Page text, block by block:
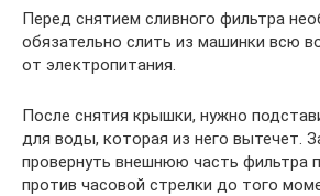
Перед снятием сливного фильтра
обязательно слить из машинки всю
от электропитания.
После снятия крышки, нужно
для воды, которая из него вытечет.
провернуть внешнюю часть фильтра
против часовой стрелки до того